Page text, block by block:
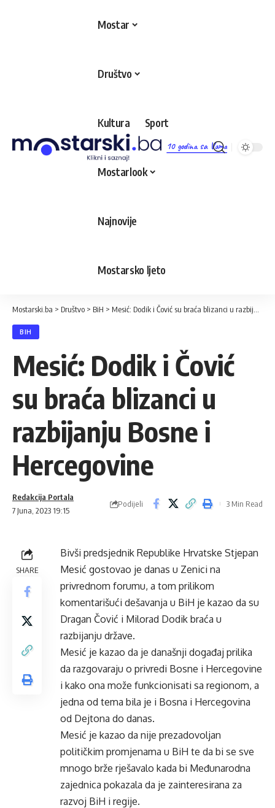
10 godina sa Vama
Mostar
Društvo
Kultura Sport
Mostarlook
Najnovije
Mostarsko ljeto
Mostarski.ba > Društvo > BiH > Mesić: Dodik i Čović su braća blizanci u razbijanju Bosne i Hercegovine
BIH
Mesić: Dodik i Čović
su braća blizanci u
razbijanju Bosne i
Hercegovine
7 Juna, 2023 19:15
Redakcija Portala
Podijeli 3 Min Read
SHARE
Bivši predsjednik Republike Hrvatske Stjepan
Mesić gostovao je danas u Zenici na
privrednom forumu, a tom prilikom
komentarišući dešavanja u BiH je kazao da su
Dragan Čović i Milorad Dodik braća u
razbijanju države.
Mesić je kazao da je današnji događaj prilika
da razgovaraju o privredi Bosne i Hercegovine
i kako ona može funkcionisati sa regionom, a
jedna od tema bila je i Bosna i Hercegovina
od Dejtona do danas.
Mesić je kazao da nije prezadovoljan
političkim promjenama u BiH te da bi se sve
mnogo brže rješavalo kada bi Međunarodna
zajednica pokazala da je zainteresirana za
razvoj BiH i regije.